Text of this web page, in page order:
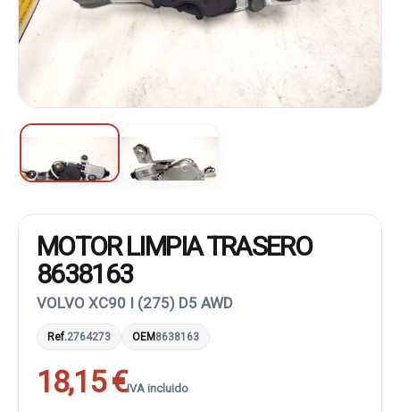
MOTOR LIMPIA TRASERO
8638163
VOLVO XC90 I (275) D5 AWD
Ref.2764273 OEM8638163
18,15 €IVA incluido